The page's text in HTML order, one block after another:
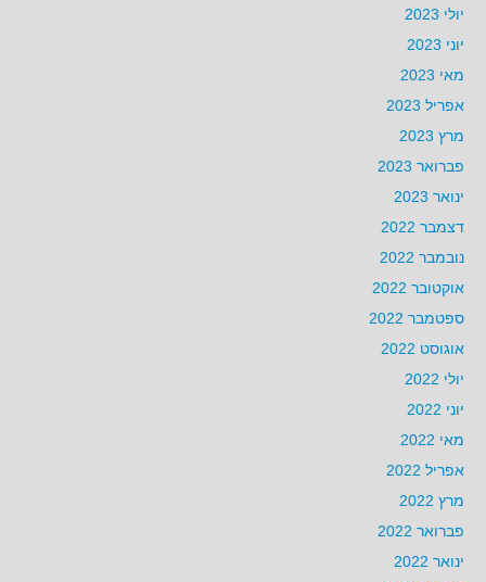
יולי 2023
יוני 2023
מאי 2023
אפריל 2023
מרץ 2023
פברואר 2023
ינואר 2023
דצמבר 2022
נובמבר 2022
אוקטובר 2022
ספטמבר 2022
אוגוסט 2022
יולי 2022
יוני 2022
מאי 2022
אפריל 2022
מרץ 2022
פברואר 2022
ינואר 2022